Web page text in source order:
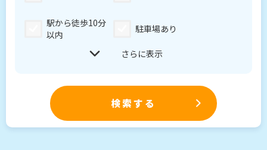
駅から徒歩10分
以内
駐車場あり
さらに表示